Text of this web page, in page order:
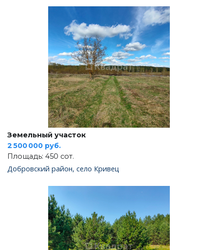
Земельный участок
2 500 000 руб.
Площадь: 450 сот.
Добровский район, село Кривец